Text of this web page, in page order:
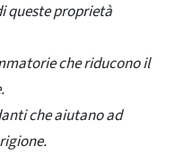
queste proprietà
che riducono il
che aiutano ad